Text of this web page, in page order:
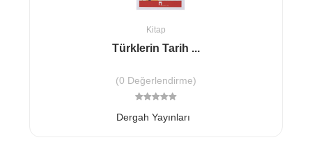
Kitap
Türklerin Tarih ...
(0 Değerlendirme)
Dergah Yayınları